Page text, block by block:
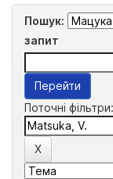
Пошук:
запит
Поточні фільтри: